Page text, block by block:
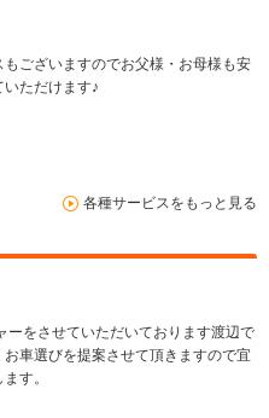
もございますのでお父様・お母様も安
ただけます♪
各種サービスをもっと見る
ーをさせていただいております渡辺で
車選びを提案させて頂きますので宜
す。